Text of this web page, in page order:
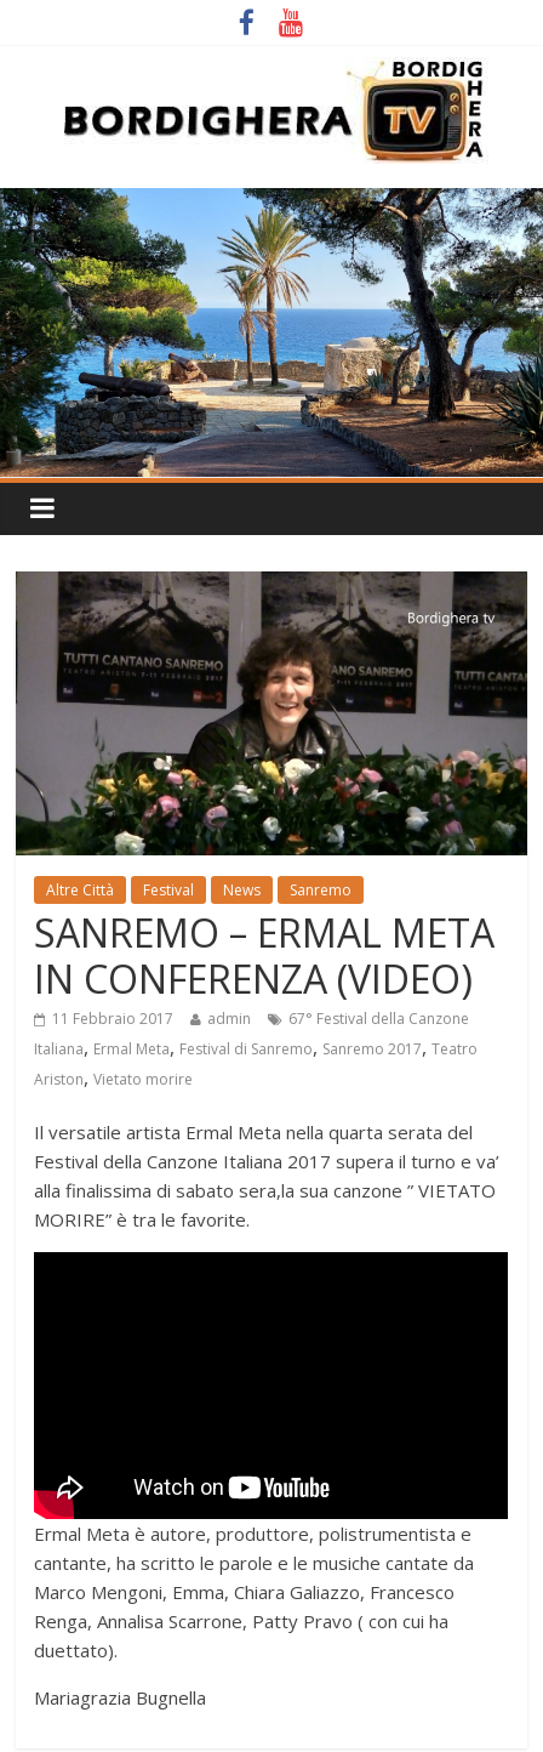
Altre Città Festival News Sanremo
SANREMO – ERMAL META
IN CONFERENZA (VIDEO)
11 Febbraio 2017 admin
67° Festival della Canzone
Italiana, Ermal Meta, Festival di Sanremo, Sanremo 2017,Teatro
Ariston,Vietato morire
Il versatile artista Ermal Meta nella quarta serata del
Festival della Canzone Italiana 2017 supera il turno e va’
alla finalissima di sabato sera,la sua canzone ” VIETATO
MORIRE” è tra le favorite.
Ermal Meta è autore, produttore, polistrumentista e
cantante, ha scritto le parole e le musiche cantate da
Marco Mengoni, Emma, Chiara Galiazzo, Francesco
Renga, Annalisa Scarrone, Patty Pravo ( con cui ha
duettato).
Mariagrazia Bugnella